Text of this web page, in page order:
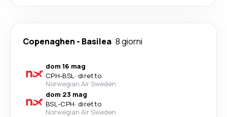
Copenaghen - Basilea 8 giorni
dom 16 mag
CPH-BSL· diretto
Norwegian Air Sweden
dom 23 mag
BSL-CPH· diretto
Norwegian Air Sweden